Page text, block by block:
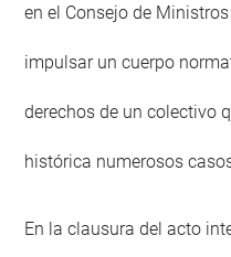
en el Consejo de
impulsar un cuerpo
derechos de un colectivo
histórica numerosos
En la clausura del acto